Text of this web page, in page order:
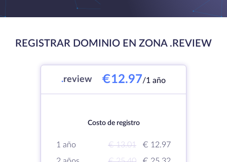
REGISTRAR DOMINIO EN ZONA .REVIEW
.review €12.97/1 año
Costo de registro
1 año € 13.01
€ 12.97